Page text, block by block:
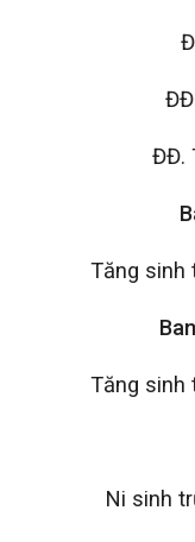
ĐĐ.
Tăng sinh
Tăng sinh
Ni sinh